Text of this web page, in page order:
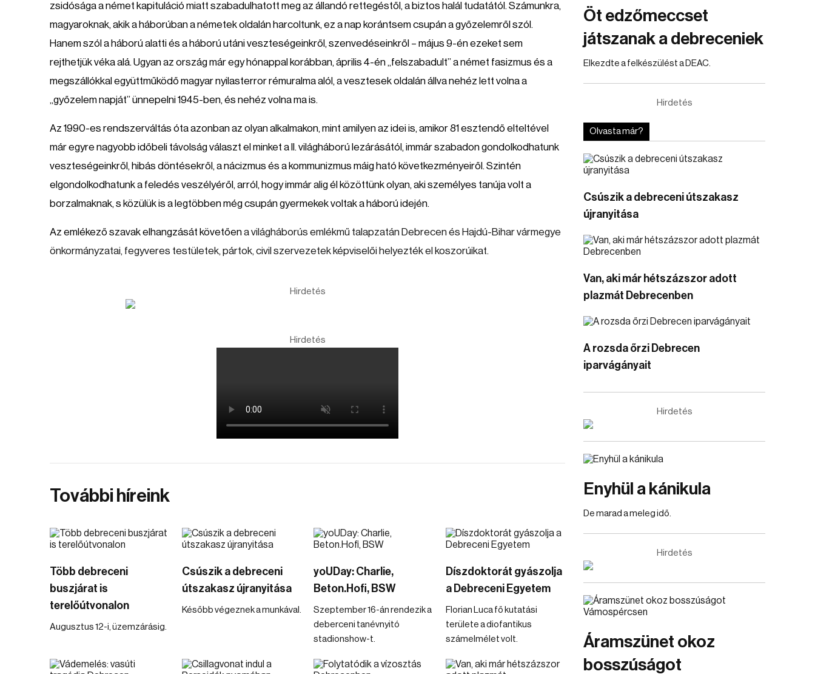
zsidósága a német kapituláció miatt szabadulhatott meg az állandó rettegéstől, a biztos halál tudatától. Számunkra,
magyaroknak, akik a háborúban a németek oldalán harcoltunk, ez a nap korántsem csupán a győzelemről szól.
Hanem szól a háború alatti és a háború utáni veszteségeinkről, szenvedéseinkről – május 9-én ezeket sem
rejthetjük véka alá. Ugyan az ország már egy hónappal korábban, április 4-én „felszabadult” a német fasizmus és a
megszállókkal együttműködő magyar nyilasterror rémuralma alól, a vesztesek oldalán állva nehéz lett volna a
„győzelem napját” ünnepelni 1945-ben, és nehéz volna ma is.
Az 1990-es rendszerváltás óta azonban az olyan alkalmakon, mint amilyen az idei is, amikor 81 esztendő elteltével
már egyre nagyobb időbeli távolság választ el minket a II. világháború lezárásától, immár szabadon gondolkodhatunk
veszteségeinkről, hibás döntésekről, a nácizmus és a kommunizmus máig ható következményeiről. Szintén
elgondolkodhatunk a feledés veszélyéről, arról, hogy immár alig él közöttünk olyan, aki személyes tanúja volt a
borzalmaknak, s közülük is a legtöbben még csupán gyermekek voltak a háború idején.
Az emlékező szavak elhangzását követőena világháborús emlékmű talapzatán Debrecen és Hajdú-Bihar vármegye
önkormányzatai, fegyveres testületek, pártok, civil szervezetek képviselői helyezték el koszorúikat.
Hirdetés
Hirdetés
További híreink
Több debreceni
buszjárat is
terelőútvonalon
Augusztus 12-i, üzemzárásig.
Csúszik a debreceni
útszakasz újranyitása
Később végeznek a munkával.
yoUDay: Charlie,
Beton.Hofi, BSW
Szeptember 16-án rendezik a
deberceni tanévnyitó
stadionshow-t.
Díszdoktorát gyászolja
a Debreceni Egyetem
Florian Luca fő kutatási
területe a diofantikus
számelmélet volt.
Öt edzőmeccset
játszanak a debreceniek
Elkezdte a felkészülést a DEAC.
Hirdetés
Olvasta már?
Csúszik a debreceni útszakasz
újranyitása
Van, aki már hétszázszor adott
plazmát Debrecenben
A rozsda őrzi Debrecen
iparvágányait
Hirdetés
Enyhül a kánikula
De marad a meleg idő.
Hirdetés
Áramszünet okoz
bosszúságot